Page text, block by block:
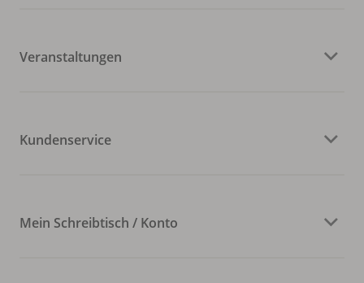
Veranstaltungen
Kundenservice
Mein Schreibtisch / Konto